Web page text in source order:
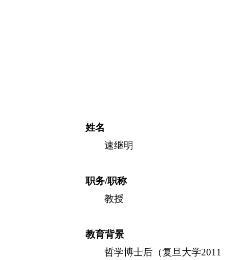
姓名
速继明
职务/职称
教授
教育背景
哲学博士后（复旦大学2011